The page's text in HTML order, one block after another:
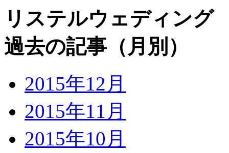
リステルウェディング
過去の記事（月別）
2015年12月
2015年11月
2015年10月